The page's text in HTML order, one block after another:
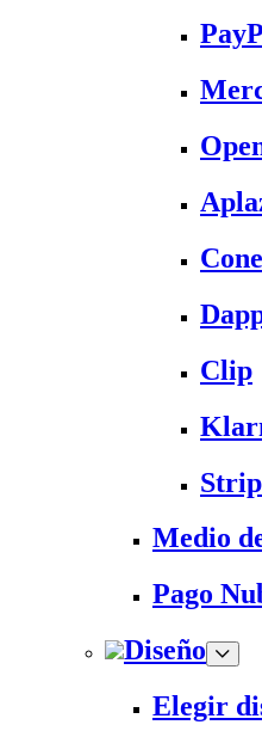
Clip
Medio
Pago
Diseño
Elegir